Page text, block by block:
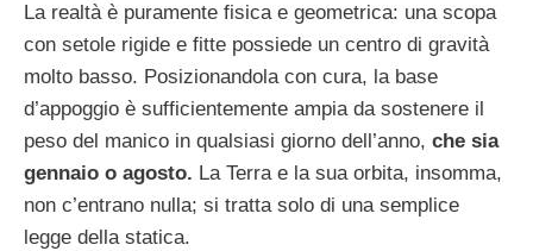
La realtà è puramente fisica e geometrica: una scopa
con setole rigide e fitte possiede un centro di gravità
molto basso. Posizionandola con cura, la base
d’appoggio è sufficientemente ampia da sostenere il
peso del manico in qualsiasi giorno dell’anno, che sia
gennaio o agosto. La Terra e la sua orbita, insomma,
non c’entrano nulla; si tratta solo di una semplice
legge della statica.